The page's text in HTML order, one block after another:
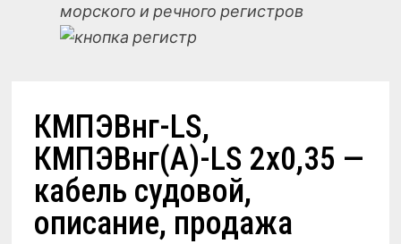
морского и речного регистров
КМПЭВнг-LS,
КМПЭВнг(А)-LS 2х0,35 —
кабель судовой,
описание, продажа